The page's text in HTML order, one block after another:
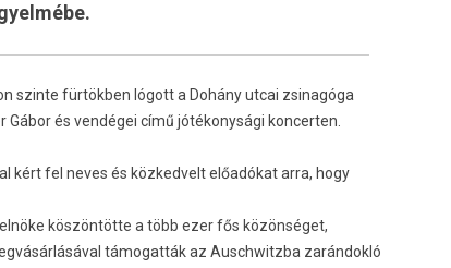
szin­te fürtökben lógott a Dohány utcai zsinagóga
és vendégei című jótékonysági kon­cert­en.
kért fel neves és köz­kedvelt előadókat arra, hogy
köszöntötte a több ezer fős közönséget,
támogat­ták az Auschwitzba zarándokló